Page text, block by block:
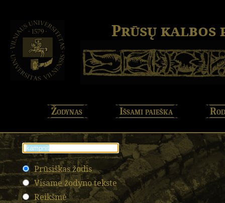
Prūsų kalbos
Žodynas Išsami paieška
Prūsiškas žodis
Visame žodyno tekste
Reikšmė